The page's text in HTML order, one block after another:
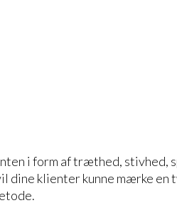
i form af træthed,
dine klienter kunne mærke